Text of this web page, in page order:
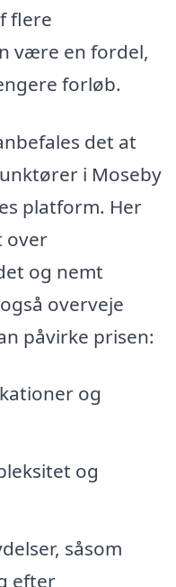
flere
være en fordel,
forløb.
det at
i Moseby
platform. Her
over
og nemt
overveje
påvirke prisen:
og
og
såsom
efter